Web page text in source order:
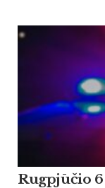
Rugpjūčio